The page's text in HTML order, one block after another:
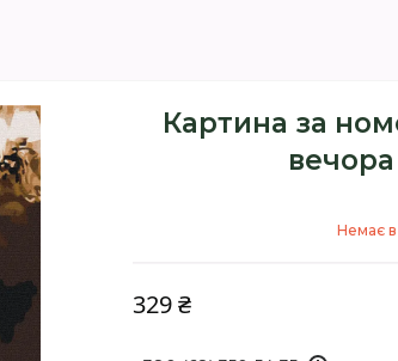
Картина за
Немає в
329 ₴